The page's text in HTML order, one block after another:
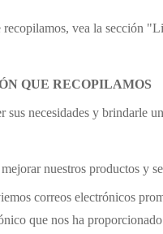
vea la sección
QUE RECOPILAMOS
sus necesidades y brindarle
nuestros productos y
correos electrónicos
que nos ha